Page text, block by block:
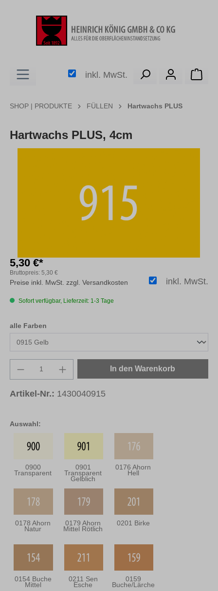
inkl. MwSt.
SHOP | PRODUKTE FÜLLEN Hartwachs PLUS
Hartwachs PLUS, 4cm
Auswahl:
0900
Transparent
0901
Transparent
Gelblich
0176 Ahorn
Hell
0178 Ahorn
Natur
0179 Ahorn
Mittel Rötlich
0201 Birke
0154 Buche
Mittel
0211 Sen
Esche
0159
Buche/Lärche
5,30 €*
Bruttopreis: 5,30 €
inkl. MwSt.
Preise inkl. MwSt. zzgl. Versandkosten
Sofort verfügbar, Lieferzeit: 1-3 Tage
alle Farben
Produkt Anzahl: Gib den gewünschten
In den Warenkorb
Artikel-Nr.: 1430040915